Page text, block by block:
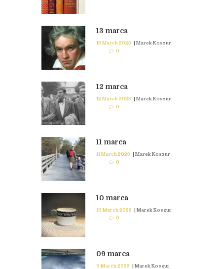
13 marca
13 March 2023 | Marek Koszur
0
12 marca
12 March 2023 | Marek Koszur
0
11 marca
11 March 2023 | Marek Koszur
0
10 marca
10 March 2023 | Marek Koszur
0
09 marca
9 March 2023 | Marek Koszur